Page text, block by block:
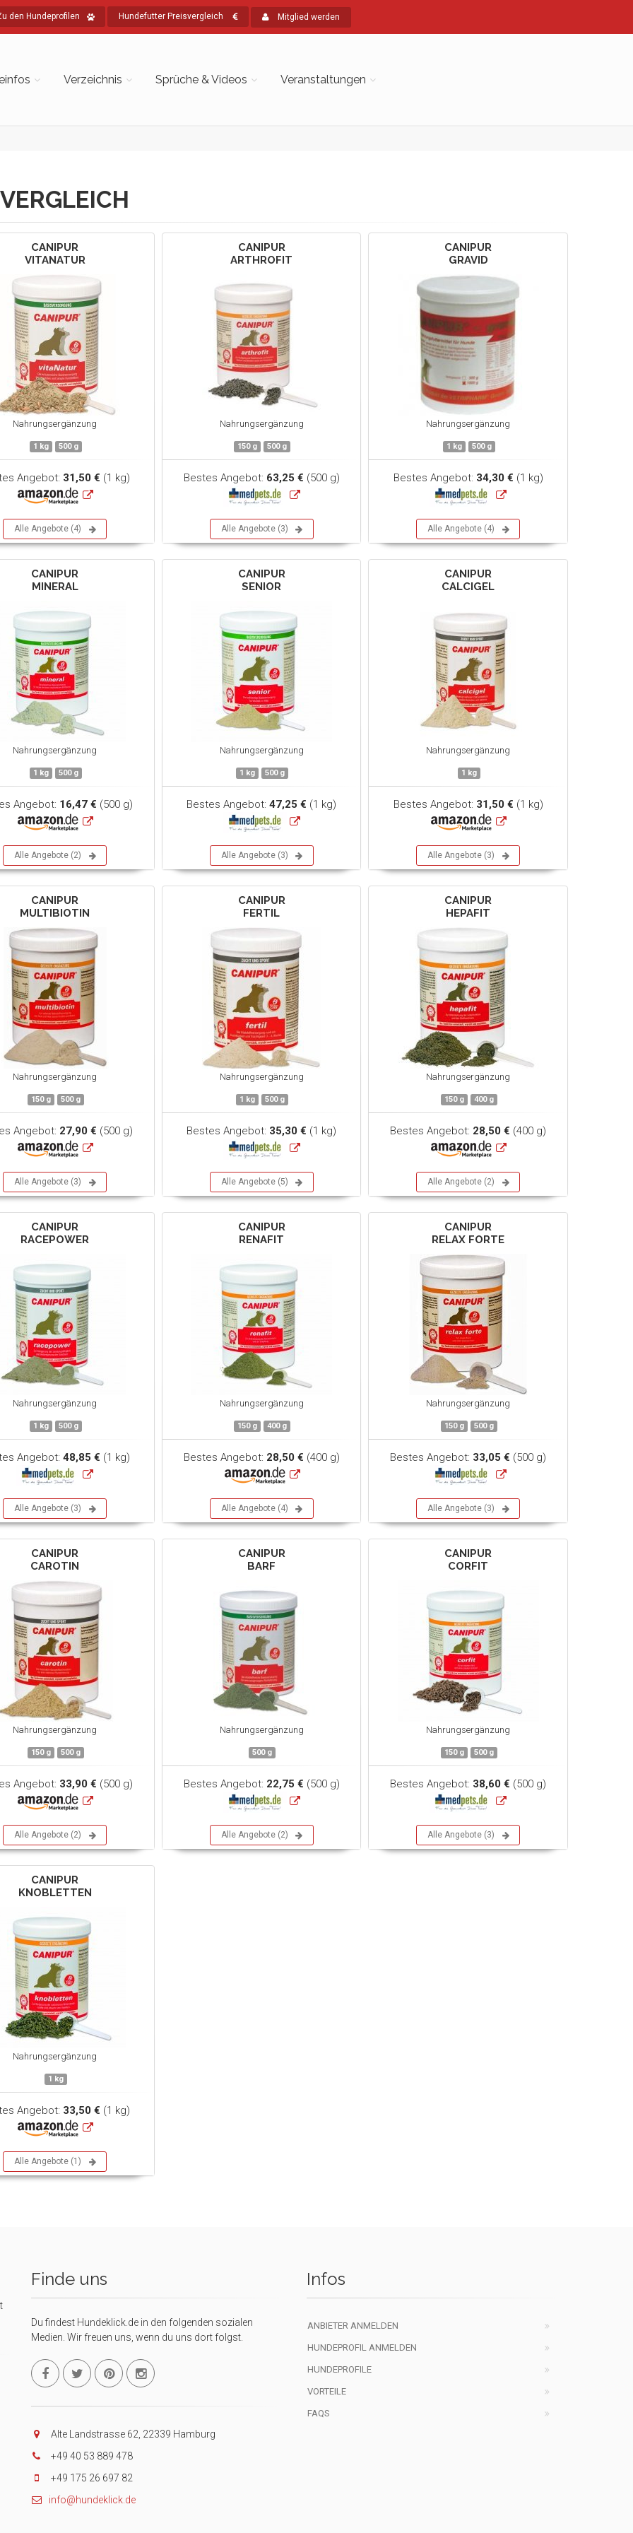
den Hundeprofilen Hundefutter Preisvergleich Mitglied werden
Verzeichnis Sprüche & Videos Veranstaltungen
CANIPUR
VITANATUR
Nahrungsergänzung
1 kg 500 g
Angebot: 31,50 € (1 kg)
Alle Angebote (4)
CANIPUR
ARTHROFIT
Nahrungsergänzung
150 g 500 g
Bestes Angebot: 63,25 € (500 g)
Alle Angebote (3)
CANIPUR
GRAVID
Nahrungsergänzung
1 kg 500 g
Bestes Angebot: 34,30 € (1 kg)
Alle Angebote (4)
CANIPUR
MINERAL
Nahrungsergänzung
1 kg 500 g
Angebot: 16,47 € (500 g)
Alle Angebote (2)
CANIPUR
SENIOR
Nahrungsergänzung
1 kg 500 g
Bestes Angebot:47,25 € (1 kg)
Alle Angebote (3)
CANIPUR
CALCIGEL
Nahrungsergänzung
1 kg
Bestes Angebot: 31,50 € (1 kg)
Alle Angebote (3)
CANIPUR
MULTIBIOTIN
Nahrungsergänzung
150 g 500 g
Angebot: 27,90 € (500 g)
Alle Angebote (3)
CANIPUR
FERTIL
Nahrungsergänzung
1 kg 500 g
Bestes Angebot: 35,30 € (1 kg)
Alle Angebote (5)
CANIPUR
HEPAFIT
Nahrungsergänzung
150 g 400 g
Bestes Angebot: 28,50 € (400 g)
Alle Angebote (2)
CANIPUR
RACEPOWER
Nahrungsergänzung
1 kg 500 g
Angebot: 48,85 € (1 kg)
Alle Angebote (3)
CANIPUR
RENAFIT
Nahrungsergänzung
150 g 400 g
Bestes Angebot: 28,50 € (400 g)
Alle Angebote (4)
CANIPUR
RELAX FORTE
Nahrungsergänzung
150 g 500 g
Bestes Angebot: 33,05 € (500 g)
Alle Angebote (3)
CANIPUR
CAROTIN
Nahrungsergänzung
150 g 500 g
Angebot: 33,90 € (500 g)
Alle Angebote (2)
CANIPUR
BARF
Nahrungsergänzung
500 g
Bestes Angebot: 22,75 € (500 g)
Alle Angebote (2)
CANIPUR
CORFIT
Nahrungsergänzung
150 g 500 g
Bestes Angebot: 38,60 € (500 g)
Alle Angebote (3)
CANIPUR
KNOBLETTEN
Nahrungsergänzung
1 kg
Angebot: 33,50 € (1 kg)
Alle Angebote (1)
Finde uns
Du findest Hundeklick.de in den folgenden sozialen
Medien. Wir freuen uns, wenn du uns dort folgst.
Alte Landstrasse 62, 22339 Hamburg
+49 40 53 889 478
+49 175 26 697 82
info@hundeklick.de
Infos
ANBIETER ANMELDEN
HUNDEPROFIL ANMELDEN
HUNDEPROFILE
VORTEILE
FAQS